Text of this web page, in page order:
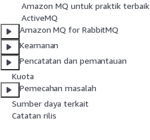
Amazon MQ untuk praktik terbaik
ActiveMQ
Amazon MQ for RabbitMQ
Keamanan
Pencatatan dan pemantauan
Kuota
Pemecahan masalah
Sumber daya terkait
Catatan rilis